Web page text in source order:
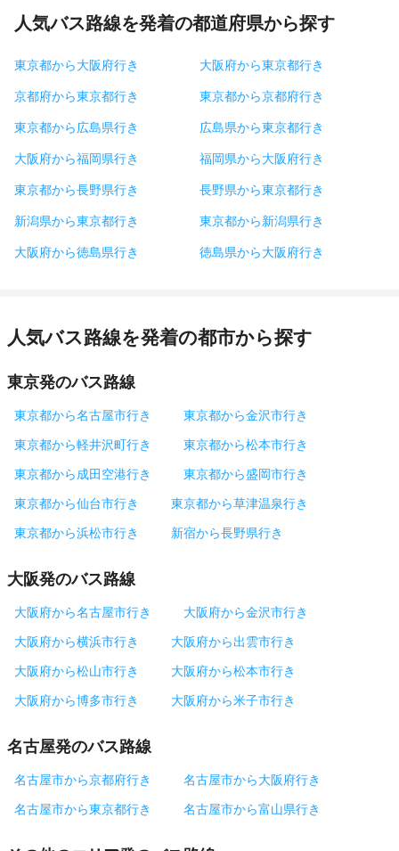
人気バス路線を発着の都道府県から探す
東京都から大阪府行き 大阪府から東京都行き
京都府から東京都行き 東京都から京都府行き
東京都から広島県行き 広島県から東京都行き
大阪府から福岡県行き 福岡県から大阪府行き
東京都から長野県行き 長野県から東京都行き
新潟県から東京都行き 東京都から新潟県行き
大阪府から徳島県行き 徳島県から大阪府行き
人気バス路線を発着の都市から探す
東京発のバス路線
東京都から名古屋市行き
東京都から金沢市行き
東京都から軽井沢町行き
東京都から松本市行き
東京都から成田空港行き
東京都から盛岡市行き
東京都から仙台市行き
東京都から草津温泉行き
東京都から浜松市行き
新宿から長野県行き
大阪発のバス路線
大阪府から名古屋市行き
大阪府から金沢市行き
大阪府から横浜市行き
大阪府から出雲市行き
大阪府から松山市行き
大阪府から松本市行き
大阪府から博多市行き
大阪府から米子市行き
名古屋発のバス路線
名古屋市から京都府行き
名古屋市から大阪府行き
名古屋市から東京都行き
名古屋市から富山県行き